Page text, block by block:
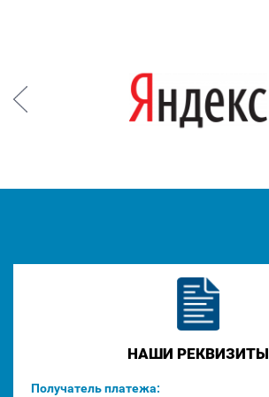
Prev
НАШИ РЕКВИЗИТЫ
Получатель платежа: